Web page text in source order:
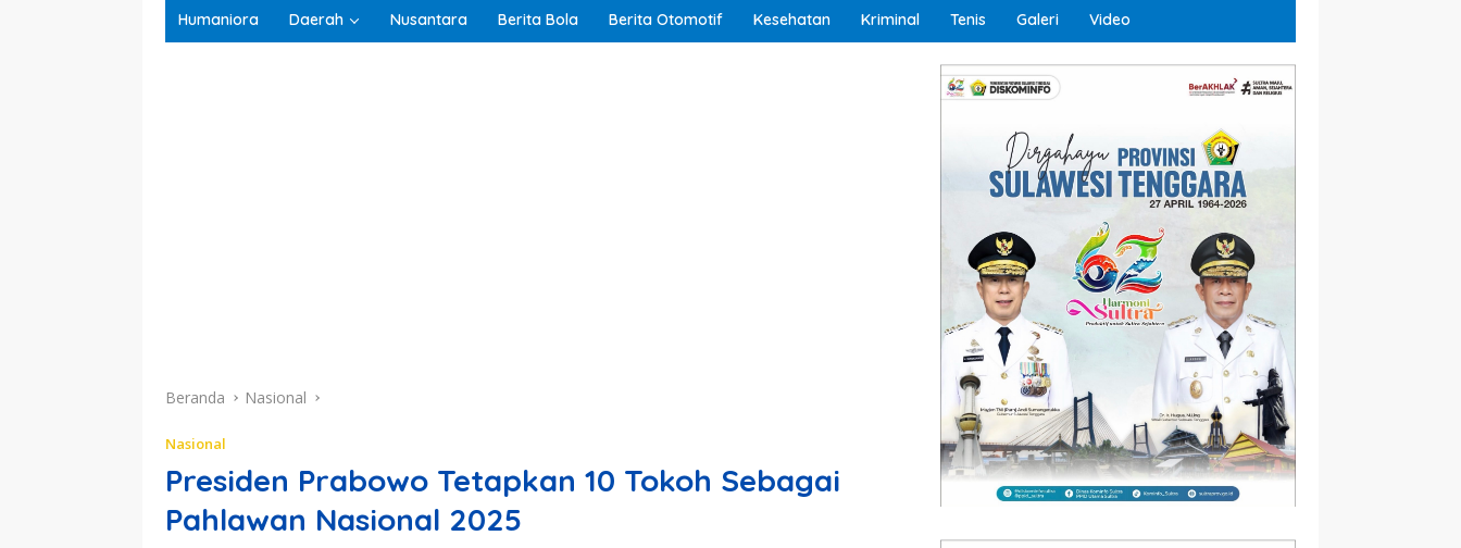
Humaniora Daerah Nusantara Berita Bola Berita Otomotif Kesehatan Kriminal Tenis Galeri Video
Beranda Nasional
Nasional
Presiden Prabowo Tetapkan 10 Tokoh Sebagai
Pahlawan Nasional 2025